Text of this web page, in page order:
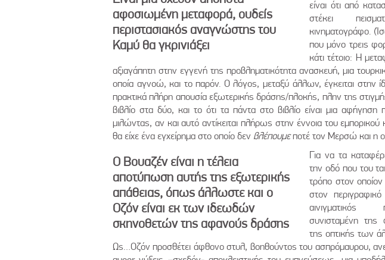
αφοσιωμένη μεταφορά, ουδείς
περιστασιακός αναγνώστης του
Καμύ θα γκρινιάξει
είναι ότι από
στέκει
κινηματογράφο.
που μόνο τρεις
κάτι τέτοιο: Η
αξιαγάπητη στην εγγενή της προβληματικότητα ανασκευή, μια
οποία αγνοώ, και το παρόν. Ο λόγος, μεταξύ άλλων, έγκειται στην
πρακτικά πλήρη απουσία εξωτερικής δράσης/πλοκής, πλην της
βιβλίο στα δύο, και το ότι τα πάντα στο βιβλίο είναι μια
μιλώντας, αν και αυτό αντίκειται πλήρως στην έννοια του
θα είχε ένα εγχείρημα στο οποίο δεν βλέπουμεποτέ τον Μερσώ και η
Ο Βουαζέν είναι η τέλεια
αποτύπωση αυτής της εξωτερικής
απάθειας, όπως άλλωστε και ο
Οζόν είναι εκ των ιδεωδών
σκηνοθετών της αφανούς δράσης
Για να τα
την οδό που του
τρόπο στον
στον
αινιγματικός
συνισταμένη της
της οπτικής των
Ως…Οζόν προσθέτει άφθονο στυλ, βοηθούντος του ασπρόμαυρου,